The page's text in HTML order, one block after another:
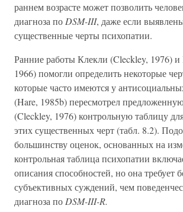
раннем возрасте может позволить
диагноза по DSM-III, даже если
существенные черты психопатии.
Ранние работы Клекли (Cleckley, 1976) и
1966) помогли определить некоторые
которые часто имеются у
(Hare, 1985b) пересмотрел
(Cleckley, 1976) контрольную таблицу
этих существенных черт (табл. 8.2).
большинству оценок, основанных на
контрольная таблица психопатии
описания способностей, но она требует
субъективных суждений, чем
диагноза по DSM-III-R.